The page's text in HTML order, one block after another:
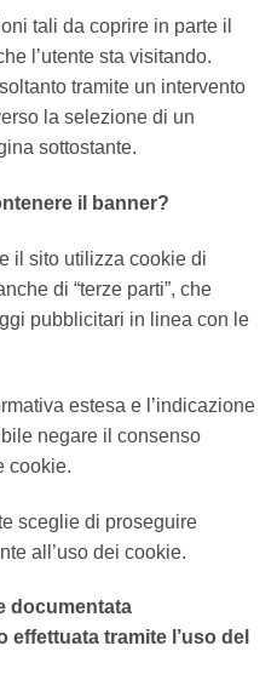
tali da coprire in parte il
l’utente sta visitando.
tramite un intervento
la selezione di un
sottostante.
il banner?
il sito utilizza cookie di
di “terze parti”, che
pubblicitari in linea con le
estesa e l’indicazione
negare il consenso
cookie.
sceglie di proseguire
all’uso dei cookie.
documentata
effettuata tramite l’uso del